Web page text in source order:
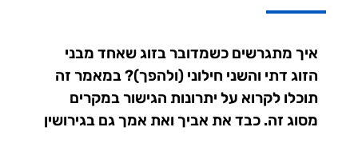
איך מתגרשים כשמדובר בזוג שאחד מבני
הזוג דתי והשני חילוני (ולהפך)? במאמר זה
תוכלו לקרוא על יתרונות הגישור במקרים
מסוג זה. כבד את אביך ואת אמך גם בגירושין